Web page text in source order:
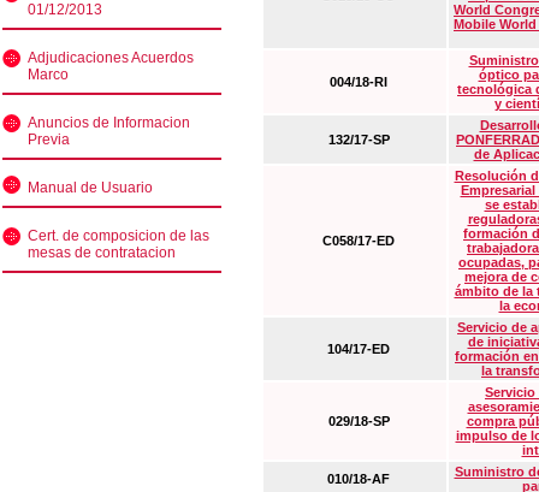
01/12/2013
Adjudicaciones Acuerdos
Marco
Anuncios de Informacion
Previa
Manual de Usuario
Cert. de composicion de las
mesas de contratacion
World
Mobile
004/18-RI
óptico
tecnológica
y
132/17-SP
de
C058/17-ED
Resolución
Empresarial
se
formación
ocupadas,
mejora de
ámbito de la
la
104/17-ED
Servicio de
de
formación
la
029/18-SP
Servicio
compra
impulso de
010/18-AF
Suministro